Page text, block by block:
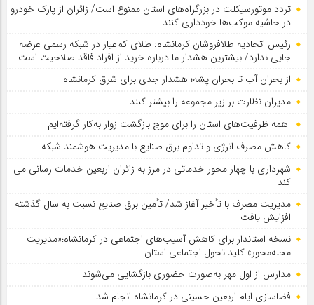
تردد موتورسیکلت در بزرگراه‌های استان ممنوع است/ زائران از پارک خودرو
در حاشیه موکب‌ها خودداری کنند
رئیس اتحادیه طلافروشان کرمانشاه: طلای کم‌عیار در شبکه رسمی عرضه
جایی ندارد/ بیشترین هشدار ما درباره خرید از افراد فاقد صلاحیت است
از بحران آب تا بحران پشه؛ هشدار جدی برای شرق کرمانشاه
مدیران نظارت بر زیر مجموعه را بیشتر کنند
همه ظرفیت‌های استان را برای موج بازگشت زوار به‌کار گرفته‌ایم
کاهش مصرف انرژی و تداوم برق صنایع با مدیریت هوشمند شبکه
شهرداری با چهار محور خدماتی در مرز به زائران اربعین خدمات رسانی می
کند
مدیریت مصرف با تأخیر آغاز شد/ تأمین برق صنایع نسبت به سال گذشته
افزایش یافت
نسخه استاندار برای کاهش آسیب‌های اجتماعی در کرمانشاه؛«مدیریت
محله‌محور» کلید تحول اجتماعی استان
مدارس از اول مهر به‌صورت حضوری بازگشایی می‌شوند
فضاسازی ایام اربعین حسینی در کرمانشاه انجام شد